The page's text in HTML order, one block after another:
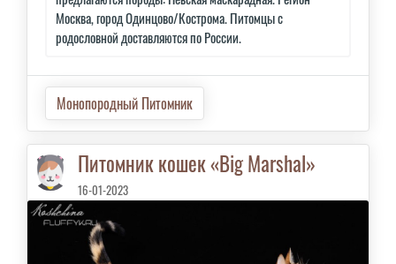
Москва, город Одинцово/Кострома. Питомцы с
родословной доставляются по России.
Монопородный Питомник
Питомник кошек «Big Marshal»
16-01-2023